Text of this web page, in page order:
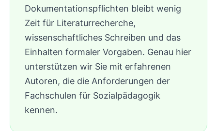
Dokumentationspflichten bleibt wenig
Zeit für Literaturrecherche,
wissenschaftliches Schreiben und das
Einhalten formaler Vorgaben. Genau hier
unterstützen wir Sie mit erfahrenen
Autoren, die die Anforderungen der
Fachschulen für Sozialpädagogik
kennen.